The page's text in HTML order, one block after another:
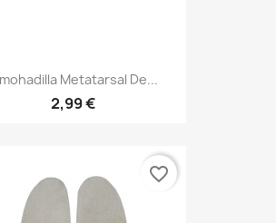
Metatarsal De...
2,99 €
favorite_border